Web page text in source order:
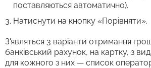
поставляються автоматично).
Натиснути на кнопку «Порівняти».
З'являться 3 варіанти отримання
банківський рахунок, на картку, з
для кожного з них — список